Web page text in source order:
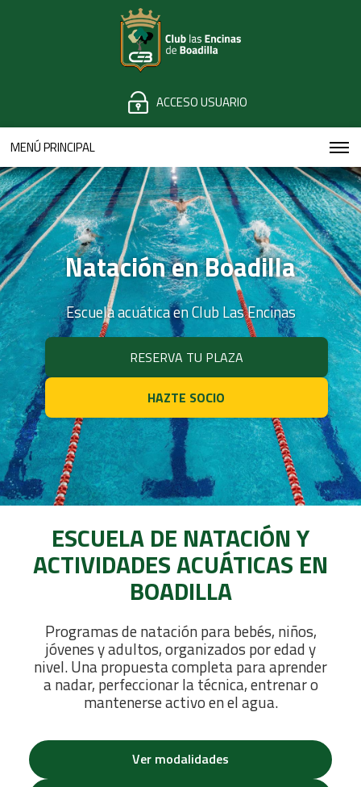
ACCESO USUARIO
MENÚ PRINCIPAL
Natación en Boadilla
Escuela acuática en Club Las Encinas
RESERVA TU PLAZA
HAZTE SOCIO
ESCUELA DE NATACIÓN Y
ACTIVIDADES ACUÁTICAS EN
BOADILLA
Programas de natación para bebés, niños,
jóvenes y adultos, organizados por edad y
nivel. Una propuesta completa para aprender
a nadar, perfeccionar la técnica, entrenar o
mantenerse activo en el agua.
Ver modalidades